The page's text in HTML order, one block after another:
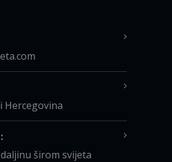
Hercegovina
širom svijeta